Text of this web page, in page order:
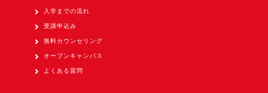
Tsumiki Community Day 2026
（5/27～28 秋葉原UDX）に出展。
《求人》
入学までの流れ
受講申込み
無料カウンセリング
オープンキャンパス
よくある質問